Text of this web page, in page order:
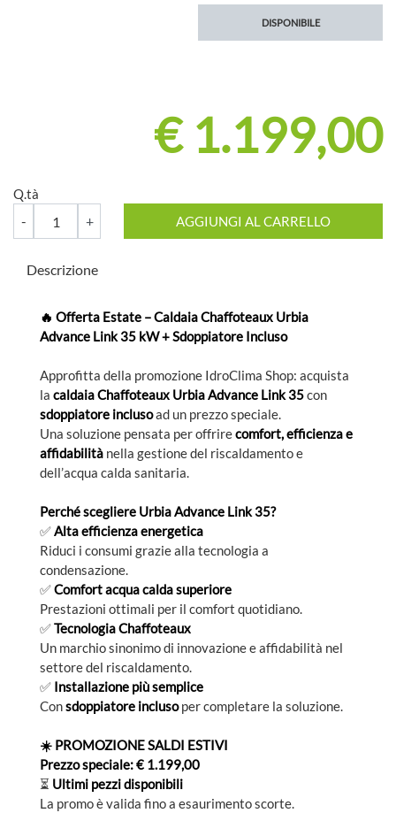
DISPONIBILE
€ 1.199,00
Q.tà
AGGIUNGI AL CARRELLO
Descrizione
🔥 Offerta Estate – Caldaia Chaffoteaux Urbia
Advance Link 35 kW + Sdoppiatore Incluso
Approfitta della promozione IdroClima Shop: acquista
la caldaia Chaffoteaux Urbia Advance Link 35con
sdoppiatore inclusoad un prezzo speciale.
Una soluzione pensata per offrirecomfort, efficienza e
affidabilità nella gestione del riscaldamento e
dell’acqua calda sanitaria.
Perché scegliere Urbia Advance Link 35?
✅Alta efficienza energetica
Riduci i consumi grazie alla tecnologia a
condensazione.
✅Comfort acqua calda superiore
Prestazioni ottimali per il comfort quotidiano.
✅Tecnologia Chaffoteaux
Un marchio sinonimo di innovazione e affidabilità nel
settore del riscaldamento.
✅ Installazione più semplice
Consdoppiatore inclusoper completare la soluzione.
☀️ PROMOZIONE SALDI ESTIVI
Prezzo speciale: € 1.199,00
⏳ Ultimi pezzi disponibili
La promo è valida fino a esaurimento scorte.